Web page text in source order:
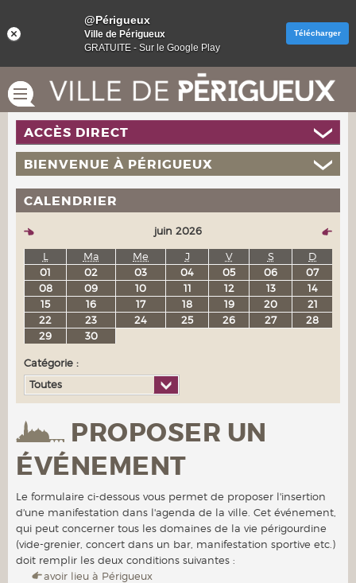
PROPOSER UN
ÉVÉNEMENT
Le formulaire ci-dessous vous permet de proposer l'insertion
d'une manifestation dans l'agenda de la ville. Cet événement,
qui peut concerner tous les domaines de la vie périgourdine
(vide-grenier, concert dans un bar, manifestation sportive etc.)
doit remplir les deux conditions suivantes :
avoir lieu à Périgueux
ACCÈS DIRECT
BIENVENUE À PÉRIGUEUX
CALENDRIER
juin 2026
L
Ma Me J V S
D
01
02 03 04 05 06
07
08
09 10 11 12 13
14
15
16 17 18 19 20
21
22
23 24 25 26 27
28
29
30
Catégorie :
Toutes
@Périgueux
Ville de Périgueux
GRATUITE - Sur le Google Play
Télécharger